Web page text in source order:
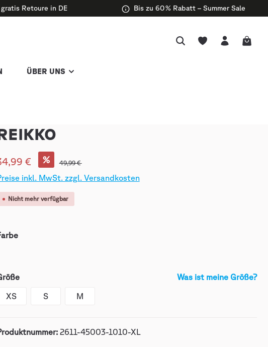
Retoure in DE Bis zu 60 % Rabatt – Summer Sale
ÜBER UNS
€ % 49,99 €
inkl. MwSt. zzgl. Versandkosten
Nicht mehr verfügbar
Was ist meine Größe?
XS S M
2611-45003-1010-XL